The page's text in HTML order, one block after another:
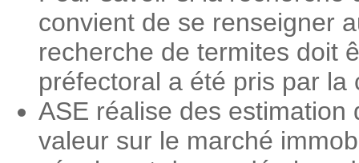
convient de se renseigner
recherche de termites doit
préfectoral a été pris par la
ASE réalise des
valeur sur le marché